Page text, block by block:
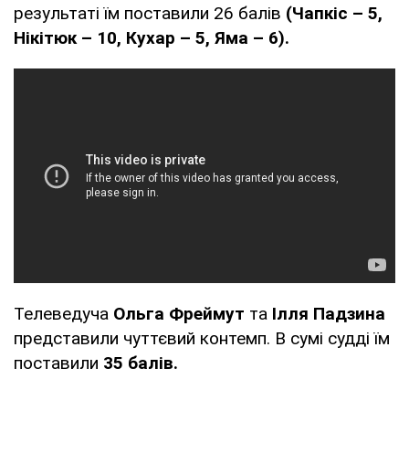
результаті їм поставили 26 балів (Чапкіс – 5,
Нікітюк – 10, Кухар – 5, Яма – 6).
Телеведуча Ольга Фреймут та Ілля Падзина
представили чуттєвий контемп. В сумі судді їм
поставили 35 балів.